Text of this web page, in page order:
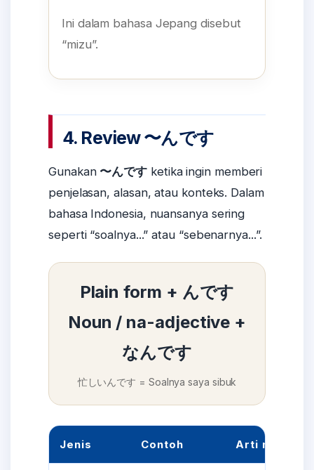
Ini dalam bahasa Jepang disebut
“mizu”.
4. Review 〜んです
Gunakan 〜んです ketika ingin memberi
penjelasan, alasan, atau konteks. Dalam
bahasa Indonesia, nuansanya sering
seperti “soalnya...” atau “sebenarnya...”.
Plain form + んです
Noun / na-adjective +
なんです
忙しいんです = Soalnya saya sibuk
Jenis Contoh Arti natural